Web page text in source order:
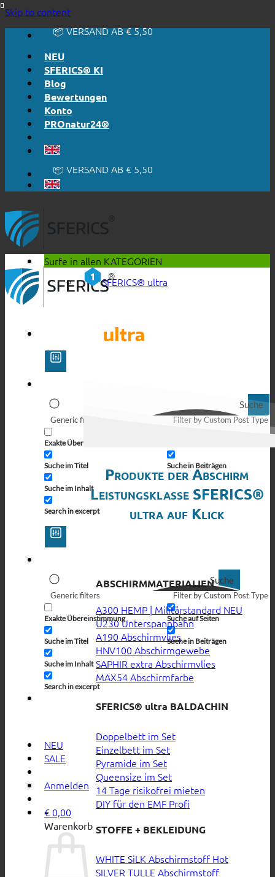
Skip to content🔆 EHRLICH. TRANSPARENT.
📦 VERSAND AB € 5,50
NEU
SFERICS® KI
Blog
Bewertungen
Konto
PROnatur24®
🔆 EINFACH. FUNKTIONIERT.
📦 VERSAND AB € 5,50
🔖 KAUF AUF RECHNUNG
Suche
Generic filters
Exakte Übereinstimmung
Suche im Titel
Suche im Inhalt
Search in excerpt
Filter by Custom Post Type
Suche in Beiträgen
Suche
Generic filters
Exakte Übereinstimmung
Suche im Titel
Suche im Inhalt
Search in excerpt
Filter by Custom Post Type
Suche auf Seiten
Suche in Beiträgen
NEU
SALE
Anmelden
€ 0,00
Warenkorb
Surfe in allen KATEGORIEN
SFERICS® ultra
Produkte der Abschirm
Leistungsklasse SFERICS®
ultra auf Klick
ABSCHIRMMATERIALIEN
A300 HEMP | Militärstandard
U230 Unterspannbahn
A190 Abschirmvlies
HNV100 Abschirmgewebe
SAPHIR extra Abschirmvlies
MAX54 Abschirmfarbe
SFERICS® ultra BALDACHIN
Doppelbett im Set
Einzelbett im Set
Pyramide im Set
Queensize im Set
14 Tage risikofrei mieten
DIY für den EMF Profi
STOFFE + BEKLEIDUNG
WHITE SiLK Abschirmstoff
SILVER TULLE Abschirmstoff